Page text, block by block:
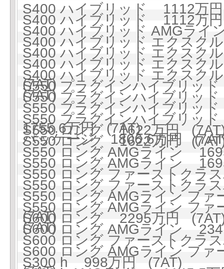
S400 ハイブリッド 1112万
S400 ハイブリッド 1112万
S400 ハイブリッド AMGラ
S400 ハイブリッド エクス
S400 ハイブリッド エクス
S400 ハイブリッド エクス
(7AT)
S400 ハイブリッド エクス
(7AT)
S550 プラグインハイブリッ
S550 プラグインハイブリッ
S550 プラグインハイブリッ
1755.6万円 (7AT)
S550 プラグインハイブリッ
パッケージ 1806.6万円
S550 ロング 1622万円
S550 ロング 1622万円
S550 ロング AMGライン
S550 ロング AMGライン
S550 ロング ファーストク
S550 ロング ファーストク
S550 ロング AMGライン フ
(7AT)
S550 ロング AMGライン フ
(7AT)
S600 ロング 2295万円
S600 ロング AMGライン
S600 ロング ファーストク
S600 ロング AMGライン フ
S300 h 998万円 (7AT)